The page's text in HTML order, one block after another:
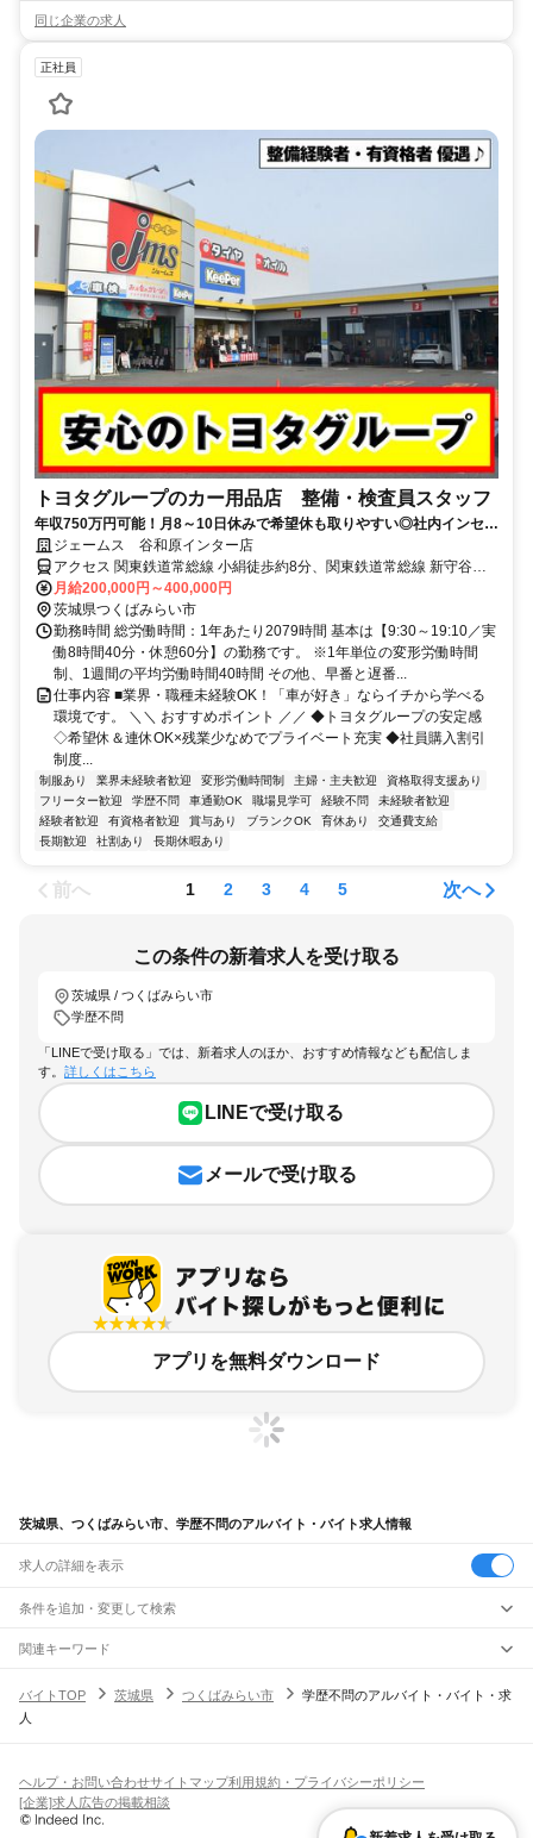
同じ企業の求人
正社員
トヨタグループのカー用品店 整備・検査員スタッフ
年収750万円可能！月8～10日休みで希望休も取りやすい◎社内インセン
ティブ・勤続表彰・各種福利厚生・評価制度・社内研修・各種資格取得
支援など、従業員サポート充実！
ジェームス 谷和原インター店
アクセス 関東鉄道常総線 小絹徒歩約8分、関東鉄道常総線 新守谷徒
歩約28分
月給200,000円～400,000円
茨城県つくばみらい市
勤務時間 総労働時間：1年あたり2079時間 基本は【9:30～19:10／実
働8時間40分・休憩60分】の勤務です。 ※1年単位の変形労働時間
制、1週間の平均労働時間40時間 その他、早番と遅番...
仕事内容 ■業界・職種未経験OK！「車が好き」ならイチから学べる
環境です。 ＼＼ おすすめポイント ／／ ◆トヨタグループの安定感
◇希望休＆連休OK×残業少なめでプライベート充実 ◆社員購入割引
制度...
制服あり 業界未経験者歓迎 変形労働時間制 主婦・主夫歓迎
資格取得支援あり
フリーター歓迎
学歴不問 車通勤OK 職場見学可 経験不問
未経験者歓迎
経験者歓迎
有資格者歓迎 賞与あり ブランクOK 育休あり
交通費支給
長期歓迎
社割あり 長期休暇あり
前へ 1 2 3 4 5 次へ
この条件の新着求人を受け取る
茨城県 / つくばみらい市
学歴不問
「LINEで受け取る」では、新着求人のほか、おすすめ情報なども配信しま
す。 詳しくはこちら
LINEで受け取る
メールで受け取る
アプリを無料ダウンロード
茨城県、つくばみらい市、学歴不問のアルバイト・バイト求人情報
求人の詳細を表示
条件を追加・変更して検索
市区町村を追加・変更
茨城県すべて
行方市鉾田市つくばみらい市小美玉市東茨城郡 那珂郡久慈郡稲敷郡
猿島郡北相馬郡
駅を追加・変更
大甕駅常陸多賀駅日立駅小木津駅十王駅高萩駅南中郷駅磯原駅大津港駅
宇都宮線
飲食・フードサービスすべて
ホールスタッフキッチンスタッフ
パン屋（ベーカリー）
バー（BAR）・バーテンダー
人気
日払いOK高校生歓迎 髪型・髪色自由
雇用形態を追加・変更
関連キーワード
茨城県 つくばみらい市 資格無し茨城県 つくばみらい市 高校生
バイトTOP 茨城県 つくばみらい市
学歴不問のアルバイト・バイト・求
人
ヘルプ・お問い合わせサイトマップ利用規約・プライバシーポリシー
[企業]求人広告の掲載相談